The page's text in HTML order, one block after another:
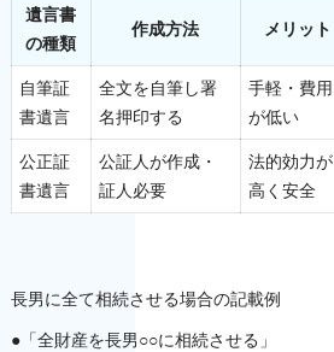
遺言書
の種類
作成方法 メリット
自筆証
書遺言
全文を自筆し署
名押印する
手軽・費用
が低い
公正証
書遺言
公証人が作成・
証人必要
法的効力が
高く安全
長男に全て相続させる場合の記載例
●「全財産を長男○○に相続させる」